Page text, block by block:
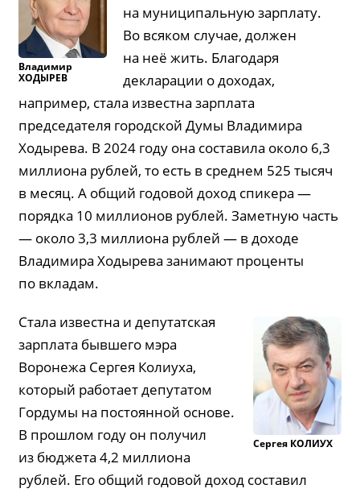
Владимир
ХОДЫРЕВ
на муниципальную зарплату.
Во всяком случае, должен
на неё жить. Благодаря
декларации о доходах,
например, стала известна зарплата
председателя городской Думы Владимира
Ходырева. В 2024 году она составила около 6,3
миллиона рублей, то есть в среднем 525 тысяч
в месяц. А общий годовой доход спикера —
порядка 10 миллионов рублей. Заметную часть
— около 3,3 миллиона рублей — в доходе
Владимира Ходырева занимают проценты
по вкладам.
Сергея КОЛИУХ
Стала известна и депутатская
зарплата бывшего мэра
Воронежа Сергея Колиуха,
который работает депутатом
Гордумы на постоянной основе.
В прошлом году он получил
из бюджета 4,2 миллиона
рублей. Его общий годовой доход составил